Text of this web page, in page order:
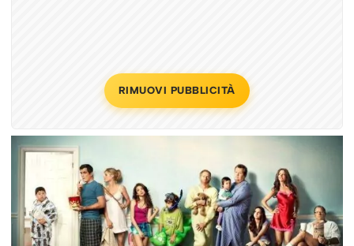
RIMUOVI PUBBLICITÀ